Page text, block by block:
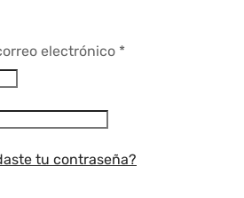
electrónico *Requerido
tu contraseña?